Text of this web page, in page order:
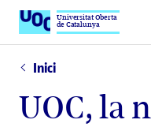
Universitat Oberta
de Catalunya
Inici
UOC, la